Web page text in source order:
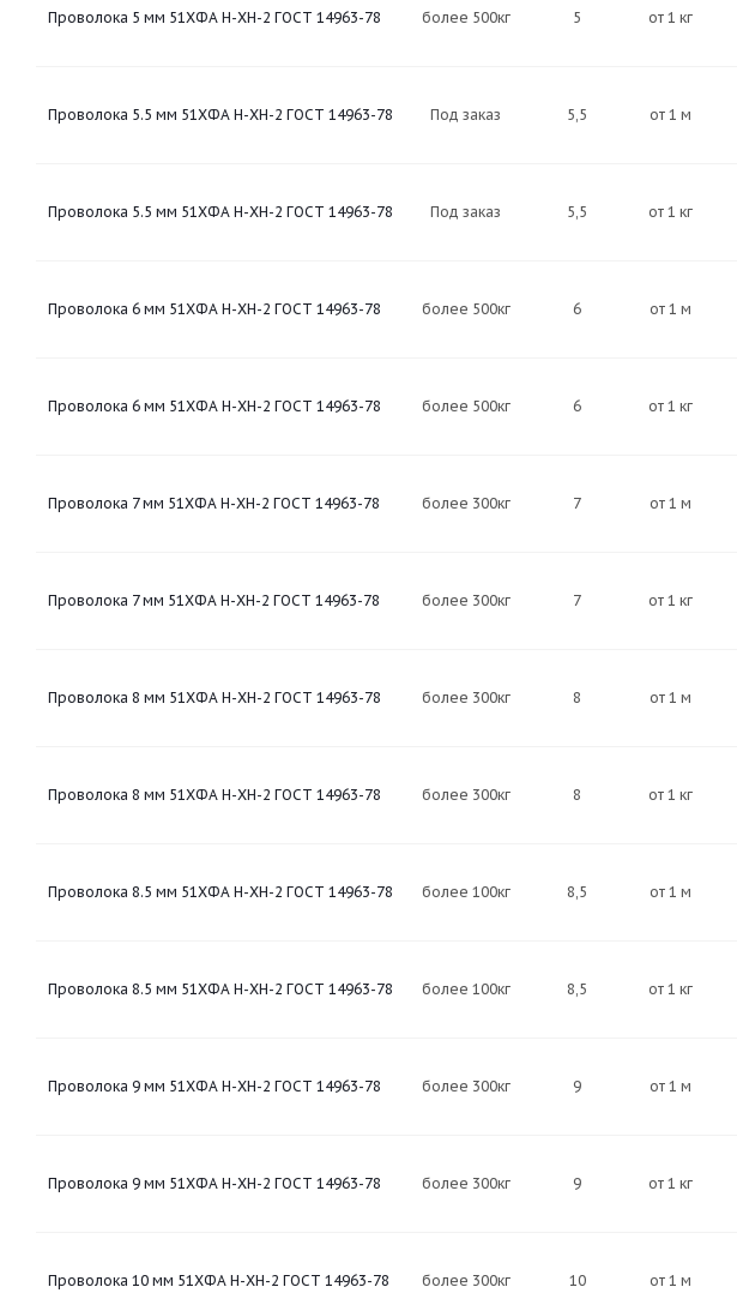
Проволока 5 мм 51ХФА Н-ХН-2 ГОСТ 14963-78 более 500кг 5 от 1 кг
Проволока 5.5 мм 51ХФА Н-ХН-2 ГОСТ 14963-78 Под заказ 5,5 от 1 м
Проволока 5.5 мм 51ХФА Н-ХН-2 ГОСТ 14963-78 Под заказ 5,5 от 1 кг
Проволока 6 мм 51ХФА Н-ХН-2 ГОСТ 14963-78 более 500кг 6 от 1 м
Проволока 6 мм 51ХФА Н-ХН-2 ГОСТ 14963-78 более 500кг 6 от 1 кг
Проволока 7 мм 51ХФА Н-ХН-2 ГОСТ 14963-78 более 300кг 7 от 1 м
Проволока 7 мм 51ХФА Н-ХН-2 ГОСТ 14963-78 более 300кг 7 от 1 кг
Проволока 8 мм 51ХФА Н-ХН-2 ГОСТ 14963-78 более 300кг 8 от 1 м
Проволока 8 мм 51ХФА Н-ХН-2 ГОСТ 14963-78 более 300кг 8 от 1 кг
Проволока 8.5 мм 51ХФА Н-ХН-2 ГОСТ 14963-78 более 100кг 8,5 от 1 м
Проволока 8.5 мм 51ХФА Н-ХН-2 ГОСТ 14963-78 более 100кг 8,5 от 1 кг
Проволока 9 мм 51ХФА Н-ХН-2 ГОСТ 14963-78 более 300кг 9 от 1 м
Проволока 9 мм 51ХФА Н-ХН-2 ГОСТ 14963-78 более 300кг 9 от 1 кг
Проволока 10 мм 51ХФА Н-ХН-2 ГОСТ 14963-78 более 300кг 10 от 1 м